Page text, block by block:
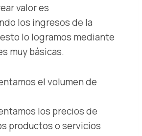
valor es
los ingresos de la
lo logramos mediante
muy básicas.
el volumen de
los precios de
productos o servicios